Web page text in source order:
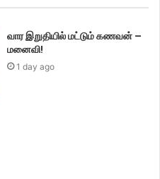
வார இறுதியில் மட்டும் கணவன் –
மனைவி!
1 day ago